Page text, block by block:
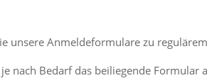
unsere Anmeldeformulare zu
nach Bedarf das beiliegende